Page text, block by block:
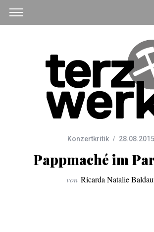
Konzertkritik 28.08.2015
Pappmaché im
von Ricarda Natalie